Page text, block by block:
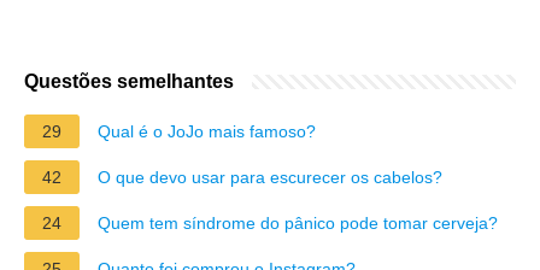
Questões semelhantes
29 Qual é o JoJo mais famoso?
42 O que devo usar para escurecer os cabelos?
24 Quem tem síndrome do pânico pode tomar cerveja?